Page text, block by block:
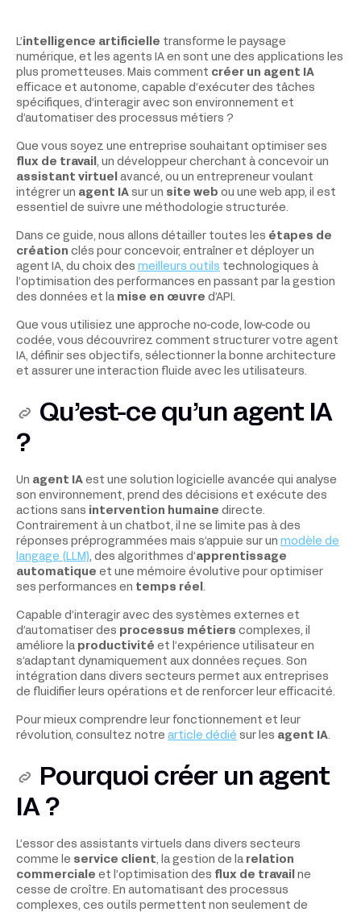
L’intelligence artificielle transforme le paysage
numérique, et les agents IA en sont une des applications les
plus prometteuses. Mais comment créer un agent
IA
efficace et autonome, capable d’exécuter des tâches
spécifiques, d’interagir avec son environnement et
d’automatiser des processus métiers ?
Que vous soyez une entreprise souhaitant optimiser ses
flux de travail , un développeur cherchant à concevoir un
assistant virtuel
avancé, ou un entrepreneur voulant
intégrer un agent IA sur un site web ou une web app, il est
essentiel de suivre une méthodologie structurée.
Dans ce guide, nous allons détailler toutes les étapes de
création clés pour concevoir, entraîner et déployer un
agent IA, du choix des meilleurs outils technologiques à
l’optimisation des performances en passant par la gestion
des données et la mise en œuvre d’API.
Que vous utilisiez une approche no-code, low-code ou
codée, vous découvrirez comment structurer votre agent
IA, définir ses objectifs, sélectionner la bonne architecture
et assurer une interaction fluide avec les utilisateurs.
Qu’est-ce qu’un agent IA
?
Un agent IA est une solution logicielle avancée qui analyse
son environnement, prend des décisions et exécute des
actions sans intervention humaine directe.
Contrairement à un chatbot, il ne se limite pas à des
réponses préprogrammées mais s’appuie sur un modèle de
langage (LLM), des algorithmes d’apprentissage
automatique et une mémoire évolutive pour optimiser
ses performances en temps réel .
Capable d’interagir avec des systèmes externes et
d’automatiser des processus métiers complexes, il
améliore la productivité et l’expérience utilisateur en
s’adaptant dynamiquement aux données reçues. Son
intégration dans divers secteurs permet aux entreprises
de fluidifier leurs opérations et de renforcer leur efficacité.
Pour mieux comprendre leur fonctionnement et leur
révolution, consultez notre article dédié sur les agent IA.
Pourquoi créer un agent
IA ?
L’essor des assistants virtuels dans divers secteurs
comme le service client, la gestion de la relation
commerciale et l’optimisation des flux de travail ne
cesse de croître. En automatisant des processus
complexes, ces outils permettent non seulement de